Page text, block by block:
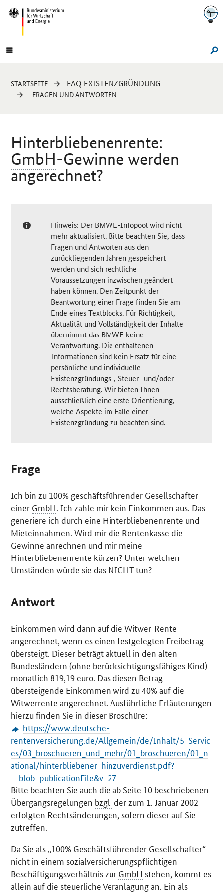
Navigation
Hauptmenü
Sie
sind
STARTSEITE FAQ EXISTENZGRÜNDUNG
FRAGEN UND ANTWORTEN
Hinterbliebenenrente:
GmbH-Gewinne werden
angerechnet?
Hinweis: Der BMWE-Infopool wird nicht
mehr aktualisiert. Bitte beachten Sie, dass
Fragen und Antworten aus den
zurückliegenden Jahren gespeichert
werden und sich rechtliche
Voraussetzungen inzwischen geändert
haben können. Den Zeitpunkt der
Beantwortung einer Frage finden Sie am
Ende eines Textblocks. Für Richtigkeit,
Aktualität und Vollständigkeit der Inhalte
übernimmt das BMWE keine
Verantwortung. Die enthaltenen
Informationen sind kein Ersatz für eine
persönliche und individuelle
Existenzgründungs-, Steuer- und/oder
Rechtsberatung. Wir bieten Ihnen
ausschließlich eine erste Orientierung,
welche Aspekte im Falle einer
Existenzgründung zu beachten sind.
Frage
Ich bin zu 100% geschäftsführender Gesellschafter
einer GmbH. Ich zahle mir kein Einkommen aus. Das
generiere ich durch eine Hinterbliebenenrente und
Mieteinnahmen. Wird mir die Rentenkasse die
Gewinne anrechnen und mir meine
Hinterbliebenenrente kürzen? Unter welchen
Umständen würde sie das NICHT tun?
Antwort
Einkommen wird dann auf die Witwer-Rente
angerechnet, wenn es einen festgelegten Freibetrag
übersteigt. Dieser beträgt aktuell in den alten
Bundesländern (ohne berücksichtigungsfähiges Kind)
monatlich 819,19 euro. Das diesen Betrag
übersteigende Einkommen wird zu 40% auf die
Witwerrente angerechnet. Ausführliche Erläuterungen
hierzu finden Sie in dieser Broschüre:
https://www.deutsche-
rentenversicherung.de/Allgemein/de/Inhalt/5_Servic
es/03_broschueren_und_mehr/01_broschueren/01_n
ational/hinterbliebener_hinzuverdienst.pdf?
__blob=publicationFile&v=27
Bitte beachten Sie auch die ab Seite 10 beschriebenen
Übergangsregelungen bzgl. der zum 1. Januar 2002
erfolgten Rechtsänderungen, sofern dieser auf Sie
zutreffen.
Da Sie als „100% Geschäftsführender Gesellschafter“
nicht in einem sozialversicherungspflichtigen
Beschäftigungsverhältnis zur GmbH stehen, kommt es
allein auf die steuerliche Veranlagung an. Ein als